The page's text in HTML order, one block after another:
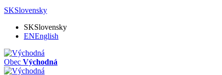
SKSlovensky
SKSlovensky
ENEnglish
Obec Východná